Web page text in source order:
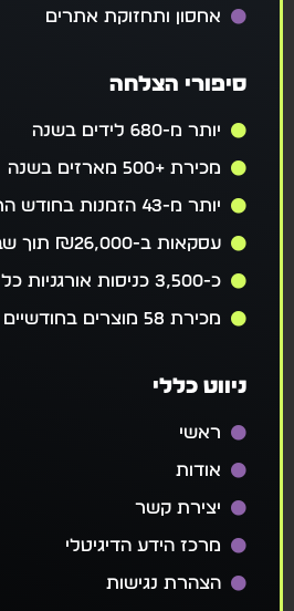
אחסון ותחזוקת אתרים
סיפורי הצלחה
יותר מ-680 לידים בשנה
מכירת +500 מארזים בשנה
יותר מ-43 הזמנות בחודש הראשון
עסקאות ב-₪26,000 תוך שבוע
כ-3,500 כניסות אורגניות כל חודש
מכירת 58 מוצרים בחודשיים
ניווט כללי
ראשי
אודות
יצירת קשר
מרכז הידע הדיגיטלי
הצהרת נגישות